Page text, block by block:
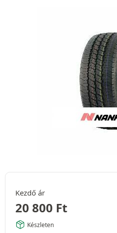
Kezdő ár
20 800 Ft
Készleten